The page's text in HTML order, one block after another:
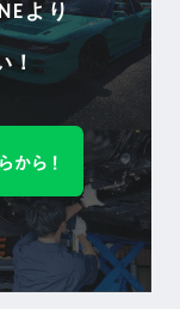
より
！